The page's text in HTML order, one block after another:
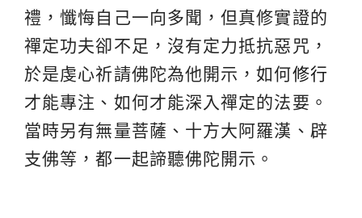
禮，懺悔自己一向多聞，但真修實證的
禪定功夫卻不足，沒有定力抵抗惡咒，
於是虔心祈請佛陀為他開示，如何修行
才能專注、如何才能深入禪定的法要。
當時另有無量菩薩、十方大阿羅漢、辟
支佛等，都一起諦聽佛陀開示。